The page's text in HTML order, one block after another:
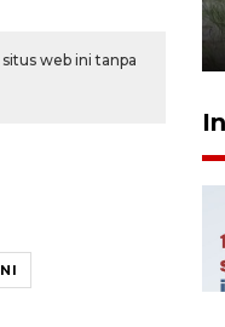
web ini tanpa